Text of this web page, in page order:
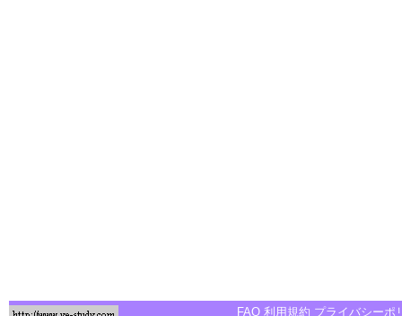
FAQ 利用規約 プライバシーポ